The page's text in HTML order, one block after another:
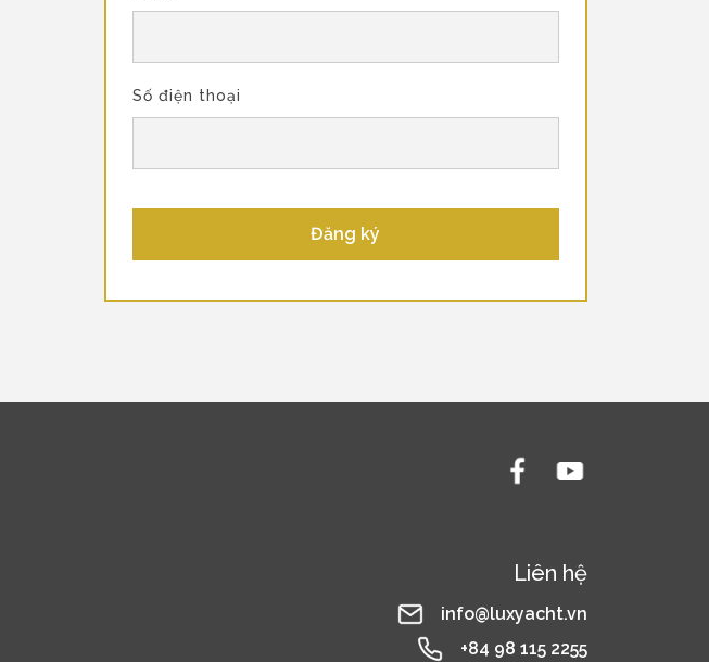
Số điện thoại
Liên hệ
info@luxyacht.vn
+84 98 115 2255